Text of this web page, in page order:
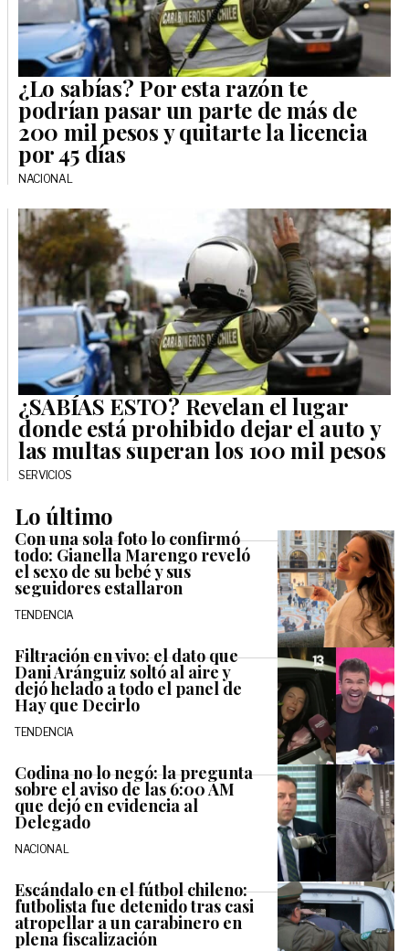
¿Lo sabías? Por esta razón te
podrían pasar un parte de más de
200 mil pesos y quitarte la licencia
por 45 días
NACIONAL
¿SABÍAS ESTO? Revelan el lugar
donde está prohibido dejar el auto y
las multas superan los 100 mil pesos
SERVICIOS
Lo último
Con una sola foto lo confirmó
todo: Gianella Marengo reveló
el sexo de su bebé y sus
seguidores estallaron
TENDENCIA
Filtración en vivo: el dato que
Dani Aránguiz soltó al aire y
dejó helado a todo el panel de
Hay que Decirlo
TENDENCIA
Codina no lo negó: la pregunta
sobre el aviso de las 6:00 AM
que dejó en evidencia al
Delegado
NACIONAL
Escándalo en el fútbol chileno:
futbolista fue detenido tras casi
atropellar a un carabinero en
plena fiscalización